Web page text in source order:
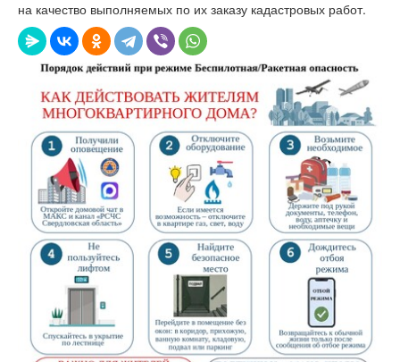
на качество выполняемых по их заказу кадастровых работ.